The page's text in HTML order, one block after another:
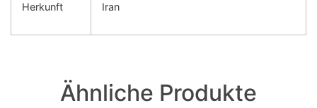
Herkunft Iran
Ähnliche Produkte